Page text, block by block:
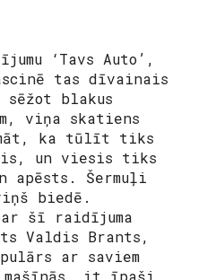
‘Tavs Auto’,
tas dīvainais
blakus
viņa skatiens
ka tūlīt tiks
un viesis tiks
apēsts. Šermuļi
biedē.
šī raidījuma
Valdis Brants,
ar saviem
mašīnās, it īpaši